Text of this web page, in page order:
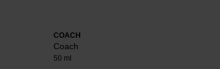
COACH
Coach
50 ml